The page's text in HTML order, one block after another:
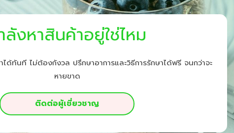
ลังหาสินค้าอยู่ใช่ไหม
ด้ทันที ไม่ต้องกังวล ปรึกษาอาการและวิธีการรักษาได้ฟรี จนกว่าจะ
หายขาด
ติดต่อผู้เชี่ยวชาญ